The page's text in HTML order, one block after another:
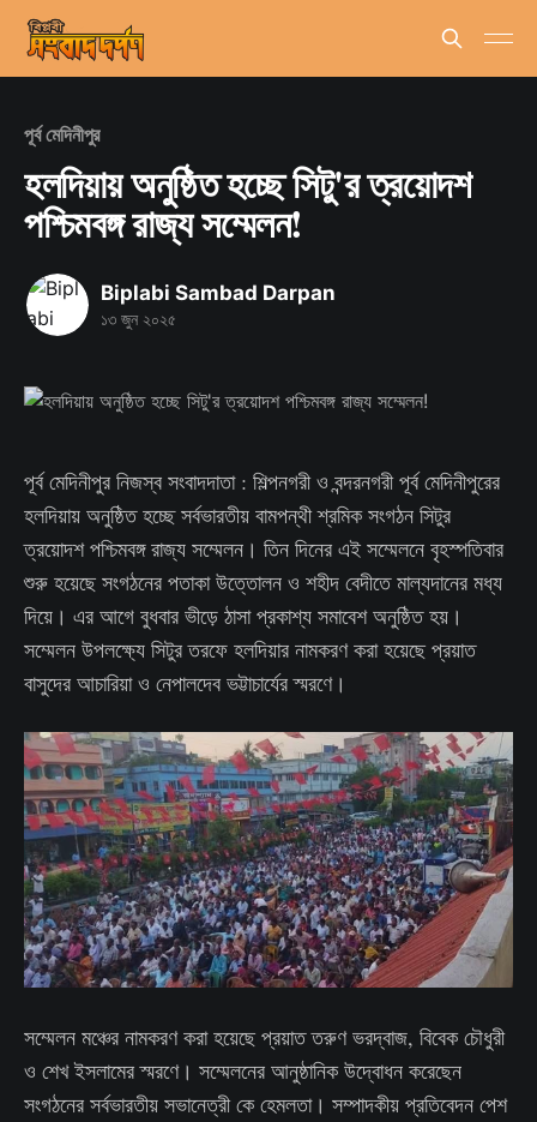
পূর্ব মেদিনীপুর
হলদিয়ায় অনুষ্ঠিত হচ্ছে সিটু'র ত্রয়োদশ
পশ্চিমবঙ্গ রাজ্য সম্মেলন!
Biplabi Sambad Darpan
১৩ জুন ২০২৫
পূর্ব মেদিনীপুর নিজস্ব সংবাদদাতা : শিল্পনগরী ও বন্দরনগরী পূর্ব মেদিনীপুরের
হলদিয়ায় অনুষ্ঠিত হচ্ছে সর্বভারতীয় বামপন্থী শ্রমিক সংগঠন সিটুর
ত্রয়োদশ পশ্চিমবঙ্গ রাজ্য সম্মেলন। তিন দিনের এই সম্মেলনে বৃহস্পতিবার
শুরু হয়েছে সংগঠনের পতাকা উত্তোলন ও শহীদ বেদীতে মাল্যদানের মধ্য
দিয়ে। এর আগে বুধবার ভীড়ে ঠাসা প্রকাশ্য সমাবেশ অনুষ্ঠিত হয়।
সম্মেলন উপলক্ষ্যে সিটুর তরফে হলদিয়ার নামকরণ করা হয়েছে প্রয়াত
বাসুদের আচারিয়া ও নেপালদেব ভট্টাচার্যের স্মরণে।
সম্মেলন মঞ্চের নামকরণ করা হয়েছে প্রয়াত তরুণ ভরদ্বাজ, বিবেক চৌধুরী
ও শেখ ইসলামের স্মরণে। সম্মেলনের আনুষ্ঠানিক উদ্বোধন করেছেন
সংগঠনের সর্বভারতীয় সভানেত্রী কে হেমলতা। সম্পাদকীয় প্রতিবেদন পেশ